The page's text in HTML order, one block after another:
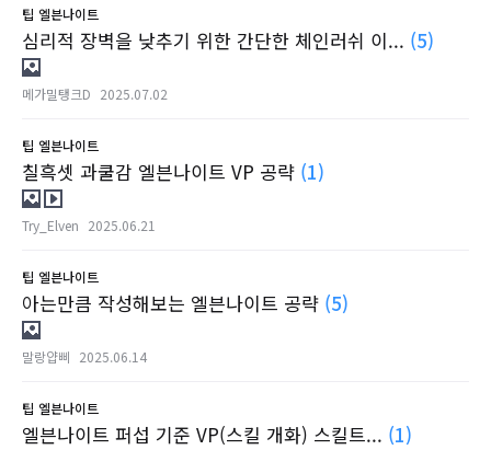
팁 엘븐나이트
심리적 장벽을 낮추기 위한 간단한 체인러쉬 이... (5)
메가밀탱크D 2025.07.02
팁 엘븐나이트
칠흑셋 과쿨감 엘븐나이트 VP 공략 (1)
Try_Elven 2025.06.21
팁 엘븐나이트
아는만큼 작성해보는 엘븐나이트 공략 (5)
말랑얍삐 2025.06.14
팁 엘븐나이트
엘븐나이트 퍼섭 기준 VP(스킬 개화) 스킬트... (1)